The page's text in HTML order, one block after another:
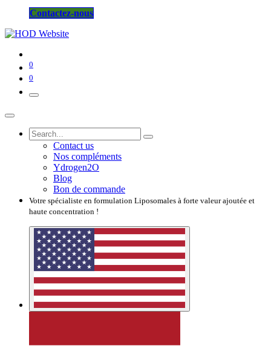
Contactez-nous
0
0
Contact us
Nos compléments
Ydrogen2O
Blog
Bon de commande
Votre spécialiste en formulation Liposomales à forte valeur ajoutée et
haute concentration !